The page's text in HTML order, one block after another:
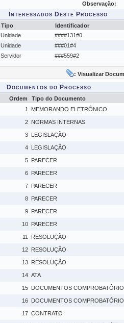
Observação:
Interessados Deste Processo
Tipo Identificador
Unidade
####131#0
Unidade
###01#4
Servidor
###559#2
: Visualizar
Documentos do Processo
Ordem Tipo do Documento
1
MEMORANDO ELETRÔNICO
2 NORMAS INTERNAS
3 LEGISLAÇÃO
4 LEGISLAÇÃO
5 PARECER
6 PARECER
7 PARECER
8 PARECER
9 PARECER
10 PARECER
11 RESOLUÇÃO
12 RESOLUÇÃO
13 RESOLUÇÃO
14 ATA
15 DOCUMENTOS
16 DOCUMENTOS
17 CONTRATO